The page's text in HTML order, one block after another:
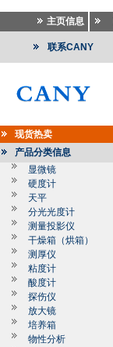
主页信息
联系CANY
现货热卖
产品分类信息
显微镜
硬度计
天平
分光光度计
测量投影仪
干燥箱（烘箱）
测厚仪
粘度计
酸度计
探伤仪
放大镜
培养箱
物性分析